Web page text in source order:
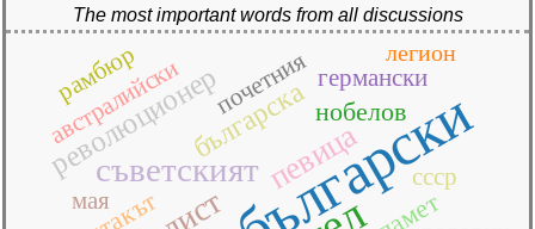
The most important words from all discussions
български
съветскиятпевица
революционербългарска нобелов
памет
австралийски германски
мая
почетния
рамбюр
ссср
легион